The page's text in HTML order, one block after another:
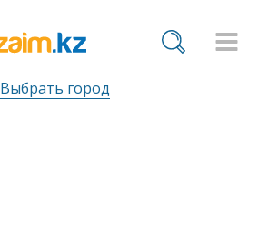
Выбрать город